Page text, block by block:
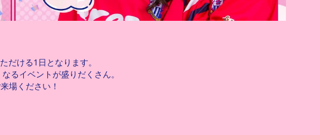
だける1日となります。
るイベントが盛りだくさん。
場ください！